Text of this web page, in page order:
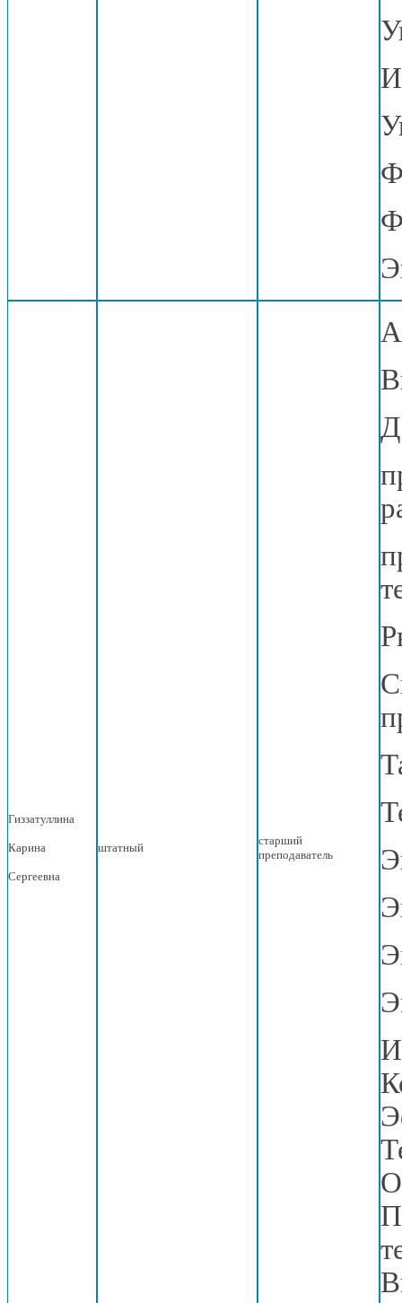
Гиззатуллина
Карина
Сергеевна
штатный
старший
преподаватель